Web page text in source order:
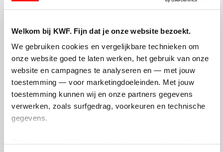
Welkom bij KWF. Fijn dat je onze website bezoekt.
We gebruiken cookies en vergelijkbare technieken om
onze website goed te laten werken, het gebruik van onze
website en campagnes te analyseren en — met jouw
toestemming — voor marketingdoeleinden. Met jouw
toestemming kunnen wij en onze partners gegevens
verwerken, zoals surfgedrag, voorkeuren en technische
gegevens.
Een e-learning voor zorgverleners over het
leefstijlaanpassing. Dit zal bijdragen aan betere
Negen afdelingen Klinische Genetica zullen de tools
evalueren. Onderzocht wordt of vrouwen na gebruik
van deze tools beter geïnformeerd zijn, zich meer
ondersteund voelen om keuzes te maken en meer
preventieve acties hebben ondernomen dan vrouwen
die de tools niet gebruikten.